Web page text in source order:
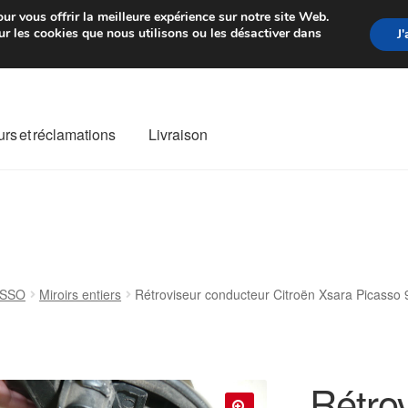
de 7 EUR Du lundi au
et réclamations Livraison
Miroirs entiers Rétroviseur conducteur Citroën Xsara Picasso
vous offrir la meilleure expérience sur notre site Web.
les cookies que nous utilisons ou les désactiver dans